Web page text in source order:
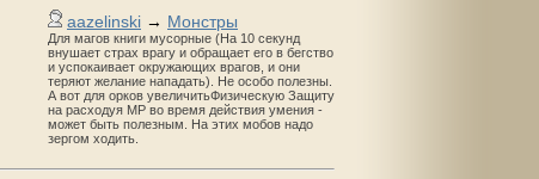
aazelinski → Монстры
Для магов книги мусорные (На 10 секунд
внушает страх врагу и обращает его в бегство
и успокаивает окружающих врагов, и они
теряют желание нападать). Не особо полезны.
А вот для орков увеличитьФизическую Защиту
на расходуя MP во время действия умения -
может быть полезным. На этих мобов надо
зергом ходить.